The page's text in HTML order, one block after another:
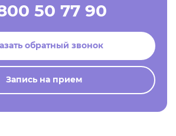
50 77 90
обратный звонок
Запись на прием